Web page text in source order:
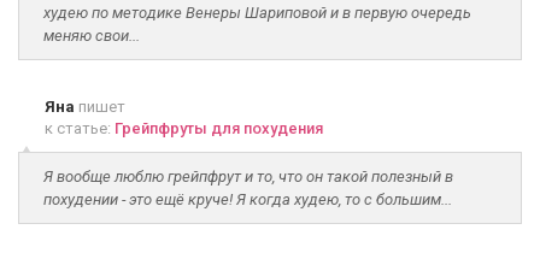
худею по методике Венеры Шариповой и в первую очередь
меняю свои...
Яна пишет
к статье: Грейпфруты для похудения
Я вообще люблю грейпфрут и то, что он такой полезный в
похудении - это ещё круче! Я когда худею, то с большим...